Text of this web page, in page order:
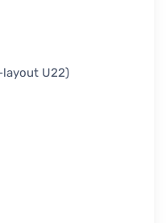
layout U22)